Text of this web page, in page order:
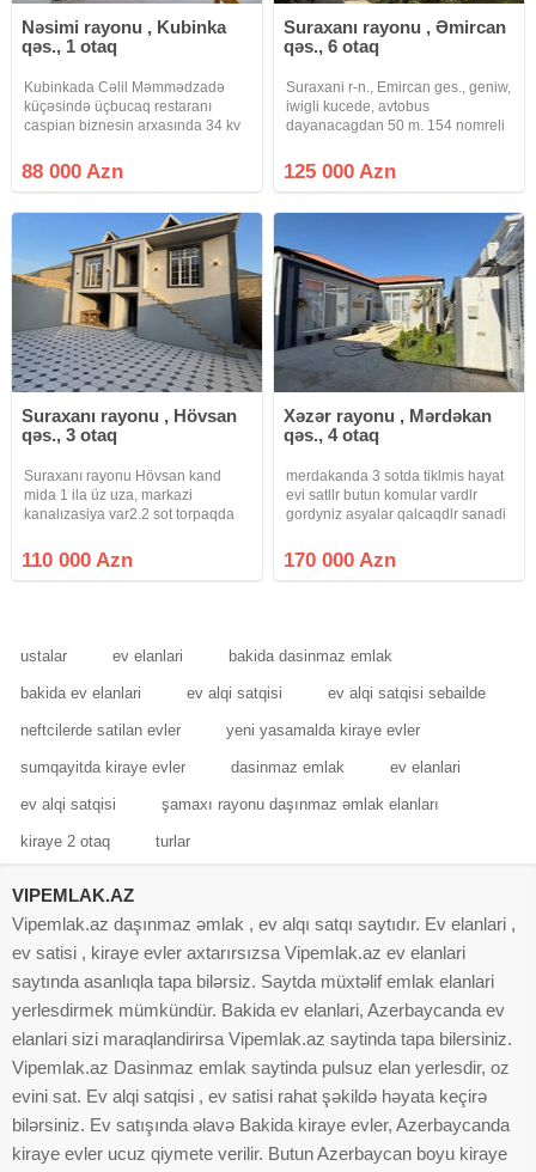
Nəsimi rayonu , Kubinka
qəs., 1 otaq
Kubinkada Cəlil Məmmədzadə
küçəsində üçbucaq restaranı
caspian biznesin arxasında 34 kv
var real alıclar narahat etsin
88000 azn
88 000 Azn
Suraxanı rayonu , Əmircan
qəs., 6 otaq
Suraxani r-n., Emircan ges., geniw,
iwigli kucede, avtobus
dayanacagdan 50 m. 154 nomreli
ustunde, sahesi 140 kv.m. 6 otagli,
2 mertebeli ev satilir. Ev 4 dawdan
125 000 Azn
Suraxanı rayonu , Hövsan
qəs., 3 otaq
Suraxanı rayonu Hövsan kand
mida 1 ila üz uza, markazi
kanalızasiya var2.2 sot torpaqda
birinci martabada normal otaqlar
sanuzel var, yuxarıda 3 otaq 120
110 000 Azn
Xəzər rayonu , Mərdəkan
qəs., 4 otaq
merdakanda 3 sotda tiklmis hayat
evi satllr butun komular vardlr
gordyniz asyalar qalcaqdlr sanadi
xidmat haql 1% fayizdir
170 000 Azn
ustalar ev elanlari bakida dasinmaz emlak
bakida ev elanlari ev alqi satqisi ev alqi satqisi sebailde
neftcilerde satilan evler yeni yasamalda kiraye evler
sumqayitda kiraye evler dasinmaz emlak ev elanlari
ev alqi satqisi şamaxı rayonu daşınmaz əmlak elanları
kiraye 2 otaq turlar
VIPEMLAK.AZ
Vipemlak.az daşınmaz əmlak , ev alqı satqı saytıdır. Ev elanlari ,
ev satisi , kiraye evler axtarırsızsa Vipemlak.az ev elanlari
saytında asanlıqla tapa bilərsiz. Saytda müxtəlif emlak elanlari
yerlesdirmek mümkündür. Bakida ev elanlari, Azerbaycanda ev
elanlari sizi maraqlandirirsa Vipemlak.az saytinda tapa bilersiniz.
Vipemlak.az Dasinmaz emlak saytinda pulsuz elan yerlesdir, oz
evini sat. Ev alqi satqisi , ev satisi rahat şəkildə həyata keçirə
bilərsiniz. Ev satışında əlavə Bakida kiraye evler, Azerbaycanda
kiraye evler ucuz qiymete verilir. Butun Azerbaycan boyu kiraye